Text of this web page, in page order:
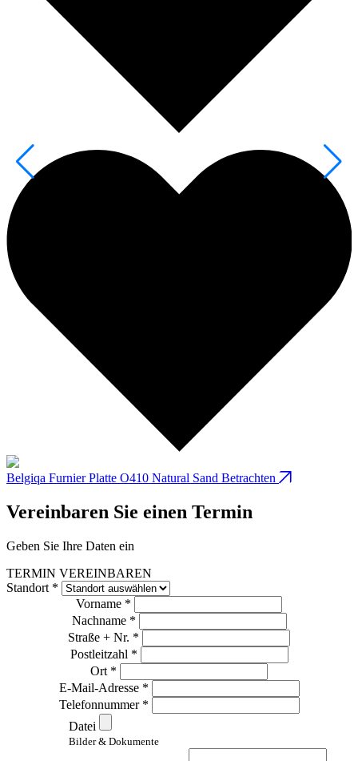
Belgiqa Furnier Platte O410 Natural Sand Betrachten
Vereinbaren Sie einen Termin
Geben Sie Ihre Daten ein
TERMIN VEREINBAREN
Standort *
Vorname *
Nachname *
Straße + Nr. *
Postleitzahl *
Ort *
E-Mail-Adresse *
Telefonnummer *
Datei
Bilder & Dokumente